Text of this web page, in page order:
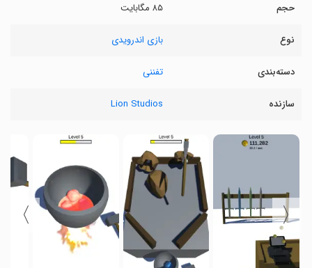
حجم ۸۵ مگابایت
نوع بازی اندرویدی
دسته‌بندی تفننی
سازنده Lion Studios
〈
〉